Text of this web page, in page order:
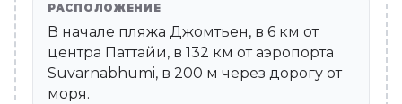
РАСПОЛОЖЕНИЕ
В начале пляжа Джомтьен, в 6 км от
центра Паттайи, в 132 км от аэропорта
Suvarnabhumi, в 200 м через дорогу от
моря.